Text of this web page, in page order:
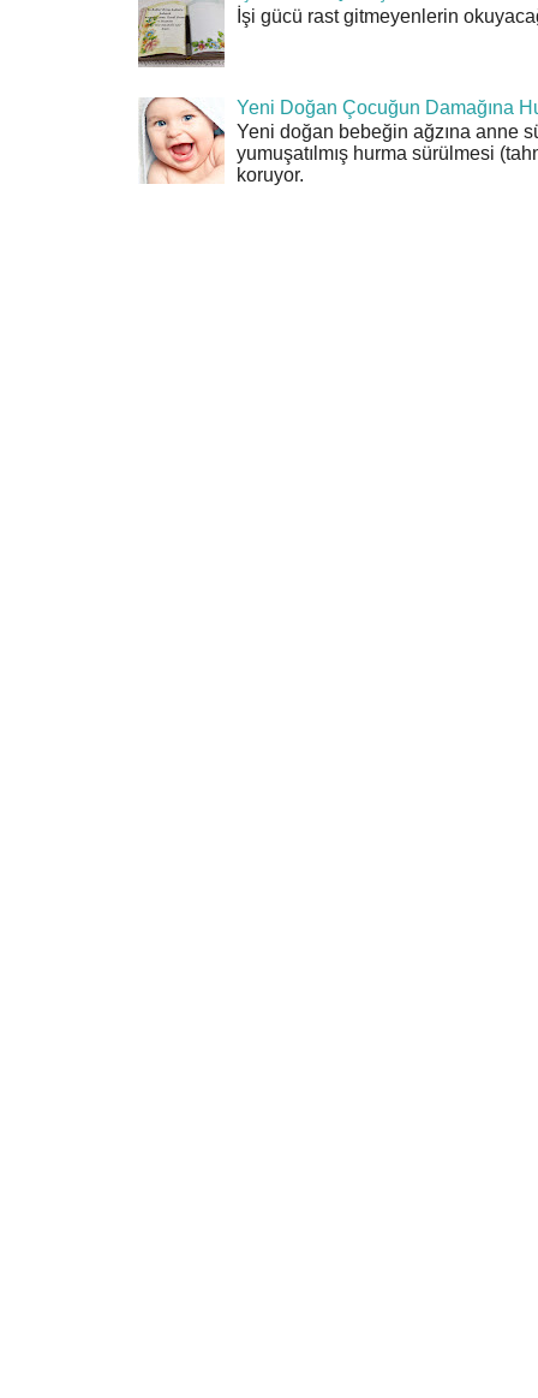
İşi gücü rast gitmeyenlerin
Yeni Doğan Çocuğun Damağına
Yeni doğan bebeğin ağzına anne
yumuşatılmış hurma sürülmesi
koruyor.